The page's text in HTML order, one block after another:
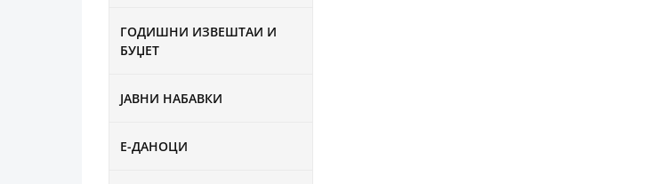
ГОДИШНИ ИЗВЕШТАИ И
БУЏЕТ
ЈАВНИ НАБАВКИ
Е-ДАНОЦИ